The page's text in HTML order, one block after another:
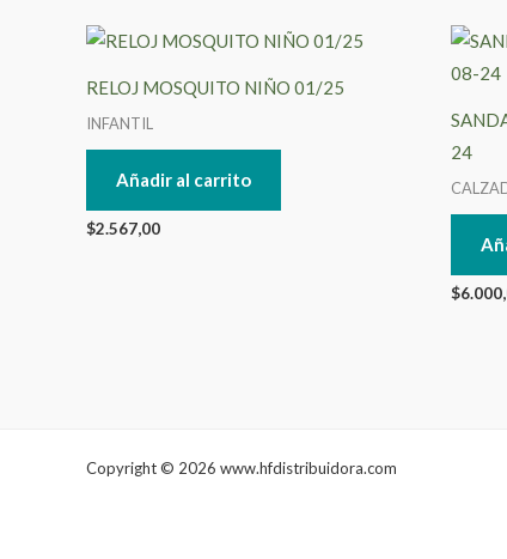
RELOJ MOSQUITO NIÑO 01/25
INFANTIL
Añadir al carrito
$2.567,00
24
$
Copyright © 2026 www.hfdistribuidora.com